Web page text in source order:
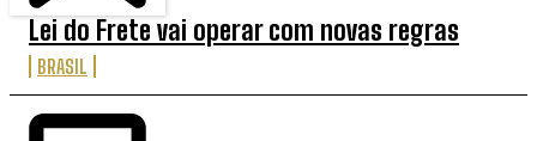
Lei do Frete vai operar com novas regras
BRASIL